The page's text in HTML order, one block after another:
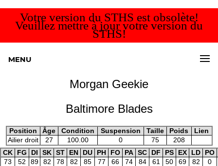
Votre version du STHS est obsolète!
Veuillez mettre à jour votre version du
STHS!
MENU
Morgan Geekie
Baltimore Blades
Position Âge Condition Suspension Taille Poids
Lien
Ailier droit
27 100.00 0 75
208
CK
FG DI SK ST EN DU PH FO PA SC DF PS EX LD
PO
73
52 89 82 78 82 85 77 66 74 84 61 50 69 82 0